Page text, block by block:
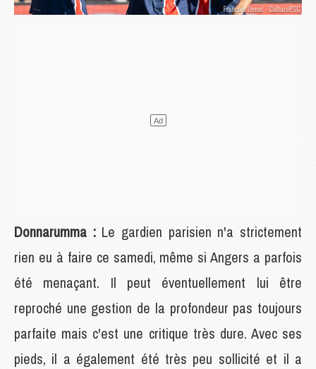
Donnarumma : Le gardien parisien n'a strictement
rien eu à faire ce samedi, même si Angers a parfois
été menaçant. Il peut éventuellement lui être
reproché une gestion de la profondeur pas toujours
parfaite mais c'est une critique très dure. Avec ses
pieds, il a également été très peu sollicité et il a